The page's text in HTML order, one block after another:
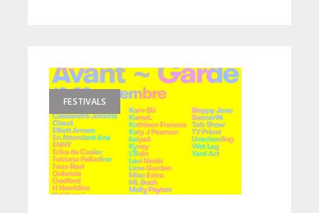
FESTIVALS